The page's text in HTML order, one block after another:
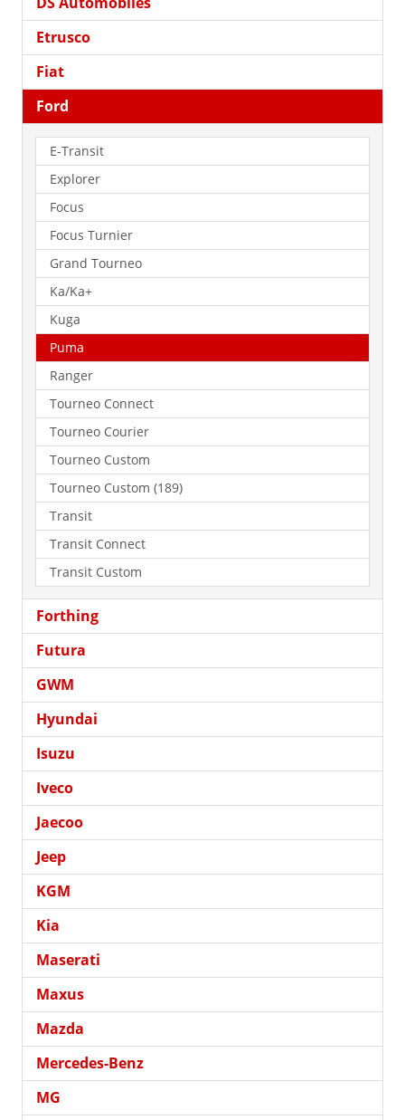
Etrusco
Fiat
Ford
E-Transit
Explorer
Focus
Focus Turnier
Grand Tourneo
Ka/Ka+
Kuga
Puma
Ranger
Tourneo Connect
Tourneo Courier
Tourneo Custom
Tourneo Custom (189)
Transit
Transit Connect
Transit Custom
Forthing
Futura
GWM
Hyundai
Isuzu
Iveco
Jaecoo
Jeep
KGM
Kia
Maserati
Maxus
Mazda
Mercedes-Benz
MG